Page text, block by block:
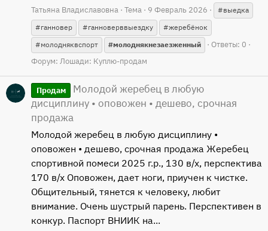
Татьяна Владиславовна Тема 9 Февраль 2026
#выедка
#ганновер
#ганноверввыездку
#жеребёнок
#молодняквспорт
#молоднякнезаезженный
Ответы: 0
Форум: Лошади: Куплю-продам
Продам
Молодой жеребец в любую
дисциплину • оповожен • дешево, срочная
продажа
Молодой жеребец в любую дисциплину •
оповожен • дешево, срочная продажа Жеребец
спортивной помеси 2025 г.р., 130 в/х, перспектива
170 в/х Оповожен, дает ноги, приучен к чистке.
Общительный, тянется к человеку, любит
внимание. Очень шустрый парень. Перспективен в
конкур. Паспорт ВНИИК на...